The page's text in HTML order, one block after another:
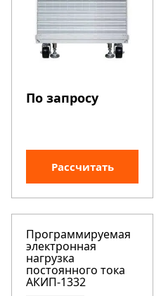
По запросу
Рассчитать
Программируемая
электронная
нагрузка
постоянного тока
АКИП-1332